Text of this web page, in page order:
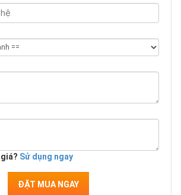
Sử dụng ngay
ĐẶT MUA NGAY